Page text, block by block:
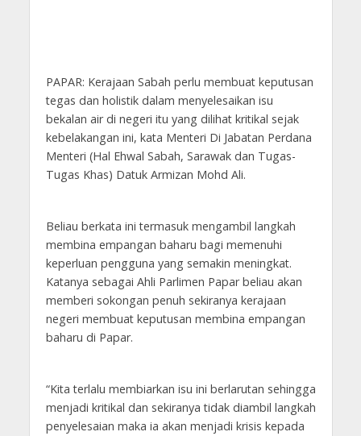
PAPAR: Kerajaan Sabah perlu membuat keputusan
tegas dan holistik dalam menyelesaikan isu
bekalan air di negeri itu yang dilihat kritikal sejak
kebelakangan ini, kata Menteri Di Jabatan Perdana
Menteri (Hal Ehwal Sabah, Sarawak dan Tugas-
Tugas Khas) Datuk Armizan Mohd Ali.
Beliau berkata ini termasuk mengambil langkah
membina empangan baharu bagi memenuhi
keperluan pengguna yang semakin meningkat.
Katanya sebagai Ahli Parlimen Papar beliau akan
memberi sokongan penuh sekiranya kerajaan
negeri membuat keputusan membina empangan
baharu di Papar.
“Kita terlalu membiarkan isu ini berlarutan sehingga
menjadi kritikal dan sekiranya tidak diambil langkah
penyelesaian maka ia akan menjadi krisis kepada